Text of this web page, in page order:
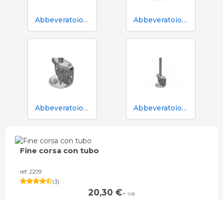
Abbeveratoio Aco Funki per scrofe di grossa taglia Multi-Drinker MAXI Abbeveratoio Aco Funki per scrofe Multi-Drinker MULTI
Abbeveratoio in acciaio inox Aco Funki per suinetti in box parto Abbeveratoio in acciaio inox Aco Funki per suinetti in box parto, tubo da 36 cm
Fine corsa con tubo
ref: 2209
(3)
20,30 €+ iva